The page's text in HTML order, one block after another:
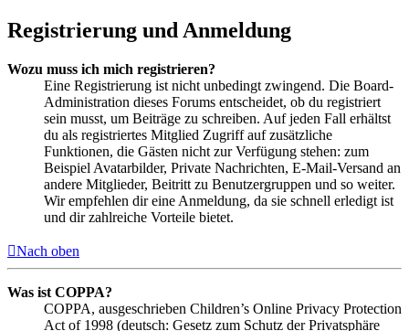
Registrierung und Anmeldung
Wozu muss ich mich registrieren?
Eine Registrierung ist nicht unbedingt zwingend. Die Board-
Administration dieses Forums entscheidet, ob du registriert
sein musst, um Beiträge zu schreiben. Auf jeden Fall erhältst
du als registriertes Mitglied Zugriff auf zusätzliche
Funktionen, die Gästen nicht zur Verfügung stehen: zum
Beispiel Avatarbilder, Private Nachrichten, E-Mail-Versand an
andere Mitglieder, Beitritt zu Benutzergruppen und so weiter.
Wir empfehlen dir eine Anmeldung, da sie schnell erledigt ist
und dir zahlreiche Vorteile bietet.
Nach oben
Was ist COPPA?
COPPA, ausgeschrieben Children’s Online Privacy Protection
Act of 1998 (deutsch: Gesetz zum Schutz der Privatsphäre